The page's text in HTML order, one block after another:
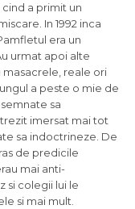
cind a primit un
In 1992 inca
era un
urmat apoi alte
reale ori
a peste o mie de
sa
imersat mai tot
sa indoctrineze. De
de predicile
mai anti-
si colegii lui le
si mai mult.